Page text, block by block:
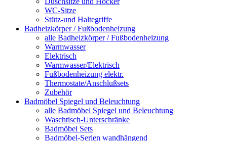
WC-Sitze
Stütz-und Haltegriffe
Badheizkörper / Fußbodenheizung
alle Badheizkörper / Fußbodenheizung
Warmwasser
Elektrisch
Warmwasser/Elektrisch
Fußbodenheizung elektr.
Thermostate/Anschlußsets
Zubehör
Badmöbel Spiegel und Beleuchtung
alle Badmöbel Spiegel und Beleuchtung
Waschtisch-Unterschränke
Badmöbel Sets
Badmöbel-Serien wandhängend